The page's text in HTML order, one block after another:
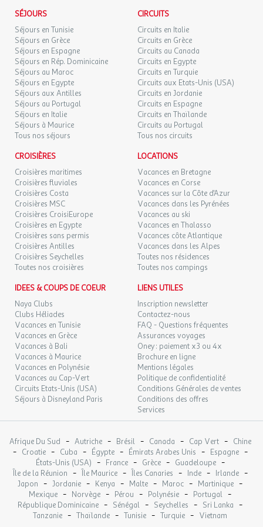
- Golf
Vous ne risquez pas de vous ennuyer !
De nombreusesanimations rythmeront vos vacances.
En journée :
- Animations / jeux en piscine
- Concours sportifs
- Concours de pétanque
En soirée :
- Spectacle
- Soirée dansante
- Soirée à thème
- Karaoke
Préparez-vous pour des vacances sportives et ludiques !
Les enfants pourront s'amuser et profiter des activités proposées
- Club enfants (4 à 10 ans)
De multiplesservices pratiques sont proposés.
Pour vous restaurer :
- Supérette
- Bar
- Restaurant
- Plats à emporter
À disposition :
- Wifi (en supplément)
- Laverie (en supplément)
- Location de draps (en supplément)
l'agence et le voyagiste ne pourraient être considérés comme
responsables en cas de refus d'entrée sur le territoire par les
autorités locales. L'autorisation de sortie du territoire est
nécessaire pour tout mineur voyageant sans l'un de ses parents
titulaires de l'autorité parentale.
Exactitude des identités :
Les voyageurs doivent s'assurer de l'exactitude des identités
(noms de famille, nom de naissance, prénom, date de naissance,
etc.) de chaque participants au voyage.
SÉJOURS
Séjours en Tunisie
Séjours en Grèce
Séjours en Espagne
Séjours en Rép. Dominicaine
Séjours au Maroc
Séjours en Egypte
Séjours aux Antilles
Séjours au Portugal
Séjours en Italie
Séjours à Maurice
Tous nos séjours
CIRCUITS
Circuits en Italie
Circuits en Grèce
Circuits au Canada
Circuits en Egypte
Circuits en Turquie
Circuits aux Etats-Unis (USA)
Circuits en Jordanie
Circuits en Espagne
Circuits en Thaïlande
Circuits au Portugal
Tous nos circuits
CROISIÈRES
Croisières maritimes
Croisières fluviales
Croisières Costa
Croisières MSC
Croisières CroisiEurope
Croisières en Egypte
Croisières sans permis
Croisières Antilles
Croisières Seychelles
Toutes nos croisières
LOCATIONS
Vacances en Bretagne
Vacances en Corse
Vacances sur la Côte d'Azur
Vacances dans les Pyrénées
Vacances au ski
Vacances en Thalasso
Vacances côte Atlantique
Vacances dans les Alpes
Toutes nos résidences
Toutes nos campings
IDEES & COUPS DE COEUR
Naya Clubs
Clubs Héliades
Vacances en Tunisie
Vacances en Grèce
Vacances à Bali
Vacances à Maurice
Vacances en Polynésie
Vacances au Cap-Vert
Circuits Etats-Unis (USA)
Séjours à Disneyland Paris
LIENS UTILES
Inscription newsletter
Contactez-nous
FAQ - Questions fréquentes
Assurances voyages
Oney : paiement x3 ou 4x
Brochure en ligne
Mentions légales
Politique de confidentialité
Conditions Générales de ventes
Conditions des offres
Services
Afrique Du Sud - Autriche - Brésil - Canada - Cap Vert - Chine
- Croatie - Cuba - Égypte - Émirats Arabes Unis - Espagne -
États-Unis (USA) - France - Grèce - Guadeloupe -
Île de la Réunion - Île Maurice - Îles Canaries - Inde - Irlande -
Japon - Jordanie - Kenya - Malte - Maroc - Martinique -
Mexique - Norvège - Pérou - Polynésie - Portugal -
République Dominicaine - Sénégal - Seychelles - Sri Lanka -
Tanzanie - Thaïlande - Tunisie - Turquie - Vietnam